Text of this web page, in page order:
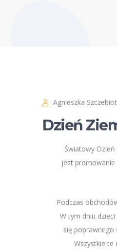
Agnieszka Szczebiot
Dzień
Światowy
jest
Podczas
W tym dniu
się poprawnego
Wszystkie te